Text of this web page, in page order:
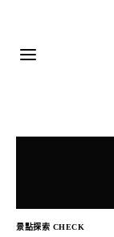
景點探索 CHECK